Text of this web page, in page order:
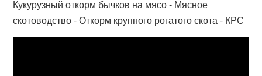
Кукурузный откорм бычков на мясо - Мясное
скотоводство - Откорм крупного рогатого скота - КРС